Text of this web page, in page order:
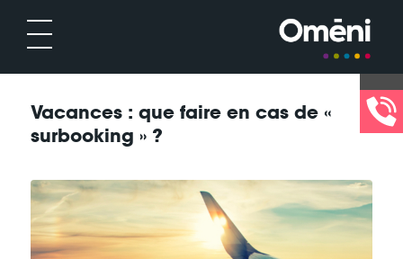
Vacances : que faire en cas de «
surbooking » ?